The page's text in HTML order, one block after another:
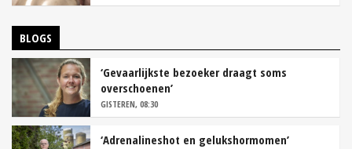
BLOGS
‘Gevaarlijkste bezoeker draagt soms
overschoenen’
GISTEREN, 08:30
‘Adrenalineshot en gelukshormomen’